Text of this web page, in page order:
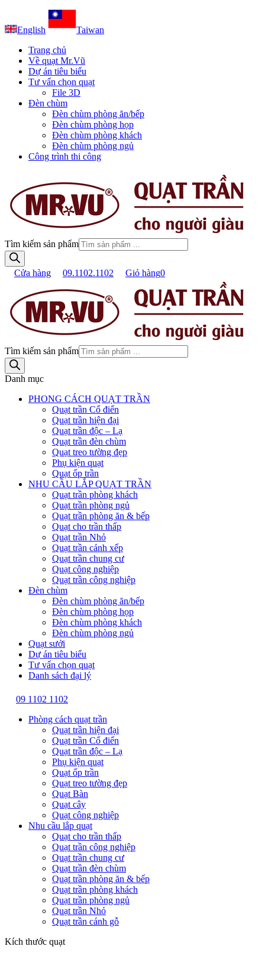
English
Taiwan
Trang chủ
Về quạt Mr.Vũ
Dự án tiêu biểu
Tư vấn chọn quạt
File 3D
Đèn chùm
Đèn chùm phòng ăn/bếp
Đèn chùm phòng họp
Đèn chùm phòng khách
Đèn chùm phòng ngủ
Công trình thi công
Tìm kiếm sản phẩm
Cửa hàng 09.1102.1102 Giỏ hàng0
Tìm kiếm sản phẩm
Danh mục
PHONG CÁCH QUẠT TRẦN
Quạt trần Cổ điển
Quạt trần hiện đại
Quạt trần độc – Lạ
Quạt trần đèn chùm
Quạt treo tường đẹp
Phụ kiện quạt
Quạt ốp trần
NHU CẦU LẮP QUẠT TRẦN
Quạt trần phòng khách
Quạt trần phòng ngủ
Quạt trần phòng ăn & bếp
Quạt cho trần thấp
Quạt trần Nhỏ
Quạt trần cánh xếp
Quạt trần chung cư
Quạt công nghiệp
Quạt trần công nghiệp
Đèn chùm
Đèn chùm phòng ăn/bếp
Đèn chùm phòng họp
Đèn chùm phòng khách
Đèn chùm phòng ngủ
Quạt sưởi
Dự án tiêu biểu
Tư vấn chọn quạt
Danh sách đại lý
09 1102 1102
Phòng cách quạt trần
Quạt trần hiện đại
Quạt trần Cổ điển
Quạt trần độc – Lạ
Phụ kiện quạt
Quạt ốp trần
Quạt treo tường đẹp
Quạt Bàn
Quạt cây
Quạt công nghiệp
Nhu cầu lắp quạt
Quạt cho trần thấp
Quạt trần công nghiệp
Quạt trần chung cư
Quạt trần đèn chùm
Quạt trần phòng ăn & bếp
Quạt trần phòng khách
Quạt trần phòng ngủ
Quạt trần Nhỏ
Quạt trần cánh gỗ
Kích thước quạt